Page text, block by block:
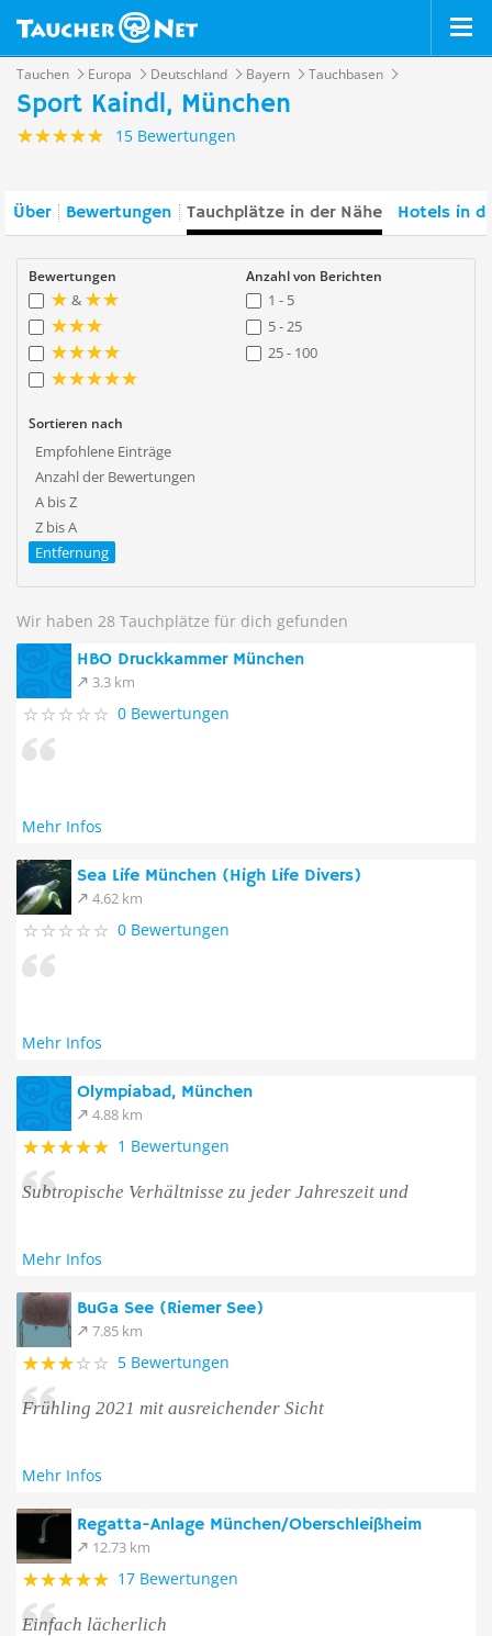
Tauchen Europa Deutschland Bayern Tauchbasen
Sport Kaindl, München
15 Bewertungen
Über Bewertungen Tauchplätze in der Nähe Hotels in
Bewertungen
&
Anzahl von Berichten
1 - 5
5 - 25
25 - 100
Sortieren nach
Empfohlene Einträge
Anzahl der Bewertungen
A bis Z
Z bis A
Entfernung
Wir haben 28 Tauchplätze für dich gefunden
HBO Druckkammer München
3.3 km
0 Bewertungen
Mehr Infos
Sea Life München (High Life Divers)
4.62 km
0 Bewertungen
Mehr Infos
Olympiabad, München
4.88 km
1 Bewertungen
Subtropische Verhältnisse zu jeder Jahreszeit und
Mehr Infos
BuGa See (Riemer See)
7.85 km
5 Bewertungen
Frühling 2021 mit ausreichender Sicht
Mehr Infos
Regatta-Anlage München/Oberschleißheim
12.73 km
17 Bewertungen
Einfach lächerlich